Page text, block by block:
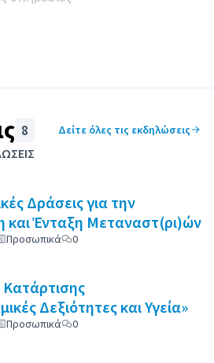
Αθλητισμός
8 Δείτε όλες τις εκδηλώσεις
είναι ένας χάρτης που
Leaflet HERE maps
Δράσεις για την
και Ένταξη Μεταναστ(ρι)ών
Προσωπικά 0
Δεξιότητες και Υγεία»
Προσωπικά 0